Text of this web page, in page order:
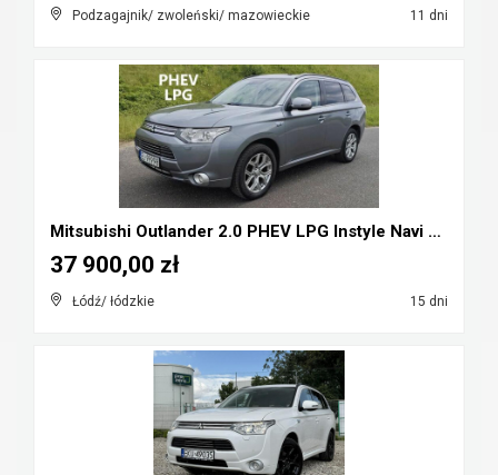
Podzagajnik/ zwoleński/ mazowieckie 11 dni
Mitsubishi Outlander 2.0 PHEV LPG Instyle Navi Plu...
Łódź/ łódzkie 15 dni
37 900,00 zł